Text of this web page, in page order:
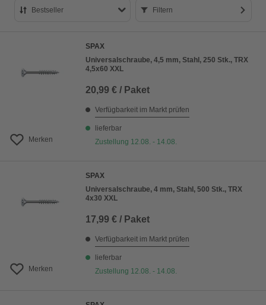
Bestseller
Preis aufsteigend
Preis absteigend
Filtern
Merken
SPAX
Universalschraube, 4,5 mm, Stahl, 250 Stk., TRX
4,5x60 XXL
20,99 € / Paket
Verfügbarkeit im Markt prüfen
lieferbar
Zustellung 12.08. - 14.08.
Merken
SPAX
Universalschraube, 4 mm, Stahl, 500 Stk., TRX
4x30 XXL
17,99 € / Paket
Verfügbarkeit im Markt prüfen
lieferbar
Zustellung 12.08. - 14.08.